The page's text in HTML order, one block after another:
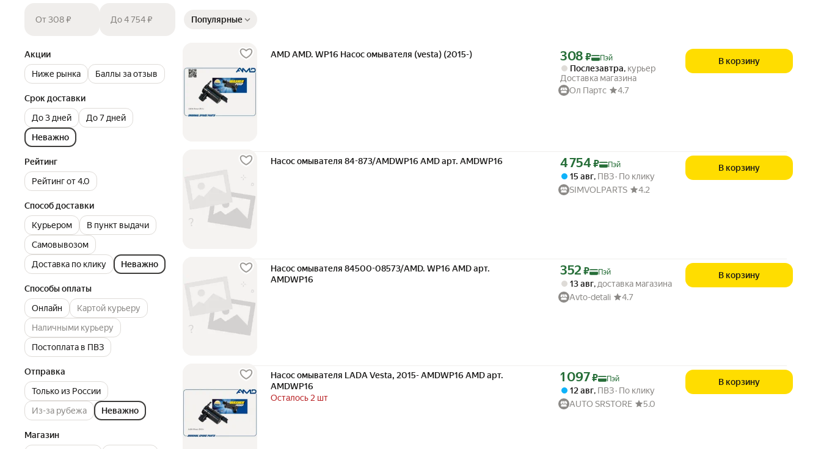
От 308 ₽ До 4 754 ₽
Акции
Ниже рынка
Баллы за отзыв
Срок доставки
До 3 дней
До 7 дней
Неважно
Рейтинг
Рейтинг от 4.0
Способ доставки
Курьером
В пункт выдачи
Самовывозом
Доставка по клику
Неважно
Способы оплаты
Онлайн
Картой курьеру
Наличными курьеру
Постоплата в ПВЗ
Отправка
Только из России
Из-за рубежа
Неважно
Магазин
Популярные
AMD AMD. WP16 Насос омывателя (vesta) (2015-) Цена с картой Яндекс Пэй 308 ₽ вместо
308 ₽ Пэй
Послезавтра, курьер
Доставка магазина
Ол Партс
4.7
В корзину
Насос омывателя 84-873/AMDWP16 AMD арт. AMDWP16 Цена с картой Яндекс Пэй 4754 ₽ вместо
4 754 ₽ Пэй
15 авг, ПВЗ По клику
SIMVOLPARTS
4.2
В корзину
Насос омывателя 84500-08573/AMD. WP16 AMD арт.
AMDWP16
Цена с картой Яндекс Пэй 352 ₽ вместо
352 ₽ Пэй
13 авг, доставка магазина
Avto-detali
4.7
В корзину
Насос омывателя LADA Vesta, 2015- AMDWP16 AMD арт.
AMDWP16
Осталось 2 шт
Цена с картой Яндекс Пэй 1097 ₽ вместо
1 097₽ Пэй
12 авг, ПВЗ По клику
AUTO SRSTORE
5.0
В корзину